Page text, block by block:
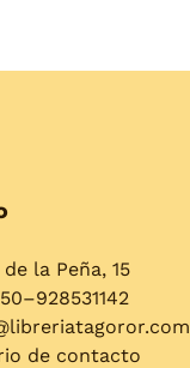
la Peña, 15
de contacto